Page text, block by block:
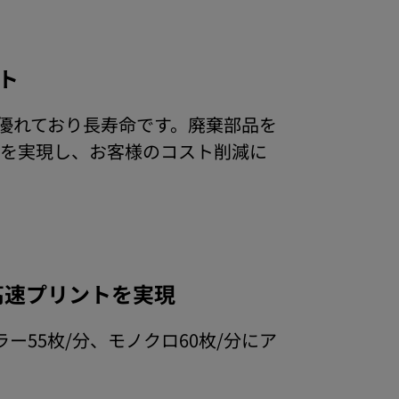
ており長寿命です。廃棄部品を
実現し、お客様のコスト削減に
プリントを実現
55枚/分、モノクロ60枚/分にア